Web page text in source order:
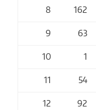
8 162
9 63
10 1
11 54
12 92